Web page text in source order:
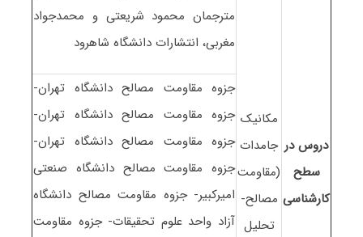
دروس در
سطح
کارشناسی
مکانیک
جامدات
(مقاومت
مصالح-
تحلیل
مترجمان محمود شریعتی و محمدجواد
مغربی، انتشارات دانشگاه شاهرود
جزوه مقاومت مصالح دانشگاه تهران-
جزوه مقاومت مصالح دانشگاه تهران-
جزوه مقاومت مصالح دانشگاه تهران-
جزوه مقاومت مصالح دانشگاه صنعتی
امیرکبیر- جزوه مقاومت مصالح دانشگاه
آزاد واحد علوم تحقیقات- جزوه مقاومت